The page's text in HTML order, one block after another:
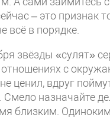
– это признак
всё в порядке.
звёзды «сулят»
с
ценил, вдруг
Смело назначайте
близким.